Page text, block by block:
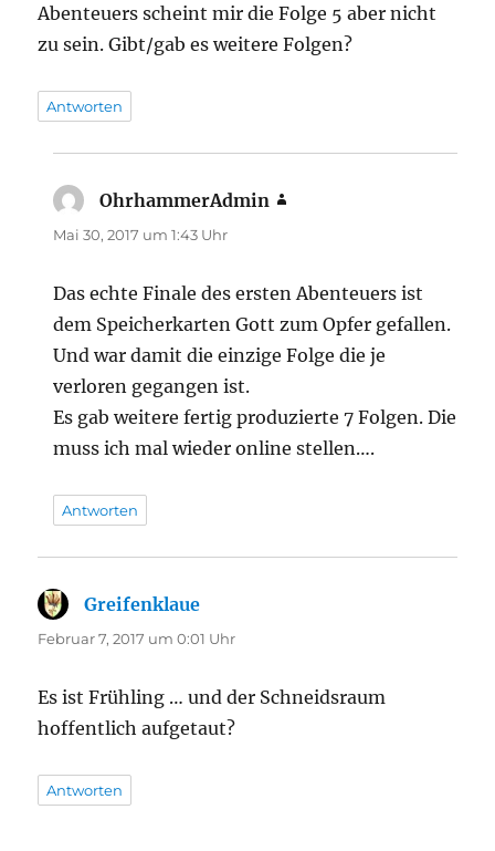
Abenteuers scheint mir die Folge 5 aber nicht
zu sein. Gibt/gab es weitere Folgen?
Antworten
OhrhammerAdmin
Mai 30, 2017 um 1:43 Uhr
Das echte Finale des ersten Abenteuers ist
dem Speicherkarten Gott zum Opfer gefallen.
Und war damit die einzige Folge die je
verloren gegangen ist.
Es gab weitere fertig produzierte 7 Folgen. Die
muss ich mal wieder online stellen….
Antworten
Greifenklaue
Februar 7, 2017 um 0:01 Uhr
Es ist Frühling … und der Schneidsraum
hoffentlich aufgetaut?
Antworten